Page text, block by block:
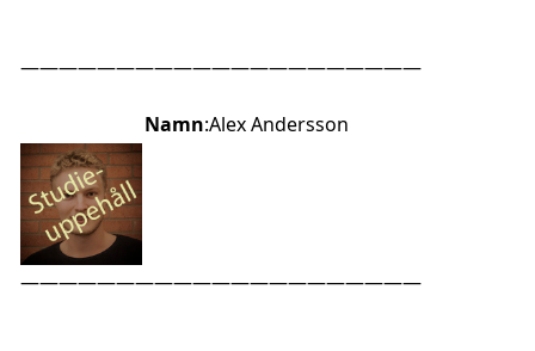
—————————————————————
Namn:Alex Andersson
—————————————————————